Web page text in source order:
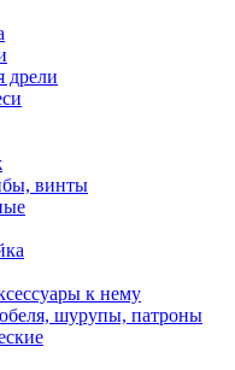
дрели
винты
к нему
шурупы, патроны